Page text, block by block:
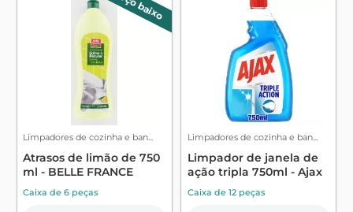
Limpadores de cozinha e ban...
Atrasos de limão de 750
ml - BELLE FRANCE
Caixa de 6 peças
Limpadores de cozinha e ban...
Limpador de janela de
ação tripla 750ml - Ajax
Caixa de 12 peças